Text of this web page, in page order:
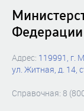
Федерации
Адрес: 119991, г.
ул. Житная, д. 14,
Справочная: 8